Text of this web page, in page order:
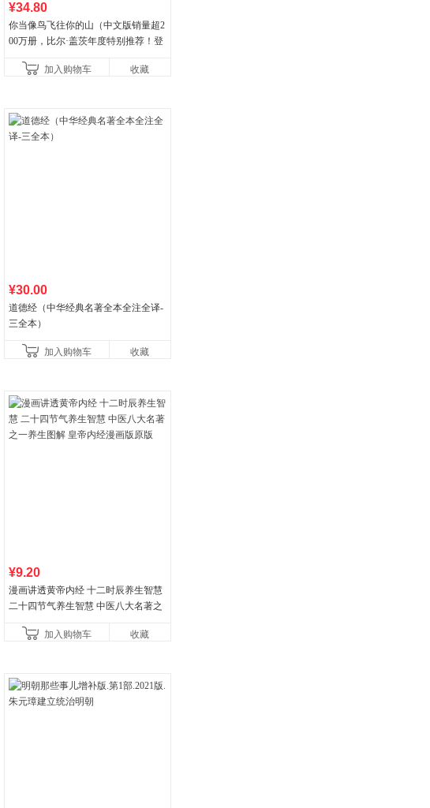
¥34.80
你当像鸟飞往你的山（中文版销量超2
00万册，比尔·盖茨年度特别推荐！登
比你听说的还要
加入购物车 收藏
¥30.00
道德经（中华经典名著全本全注全译-
三全本）
加入购物车 收藏
¥9.20
漫画讲透黄帝内经 十二时辰养生智慧
二十四节气养生智慧 中医八大名著之
加入购物车
收藏